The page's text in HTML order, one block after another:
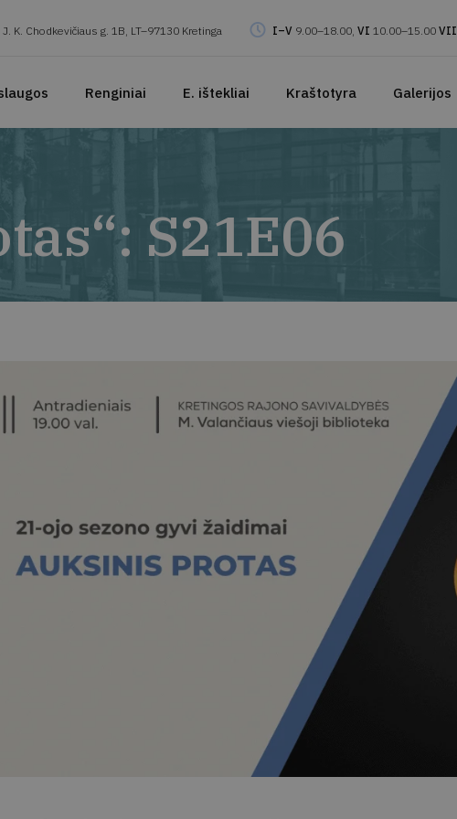
J. K. Chodkevičiaus g. 1B, LT–97130 Kretinga I–V 9.00–18.00, VI 10.00–15.00 VII
Renginiai E. ištekliai Kraštotyra Galerijos
S21E06